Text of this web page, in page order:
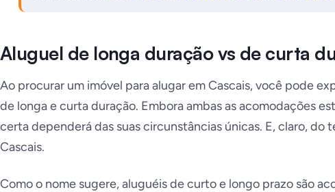
Aluguel de longa duração vs de curta
Ao procurar um imóvel para alugar em Cascais, você pode
de longa e curta duração. Embora ambas as acomodações
certa dependerá das suas circunstâncias únicas. E, claro, do
Cascais.
Como o nome sugere, aluguéis de curto e longo prazo são